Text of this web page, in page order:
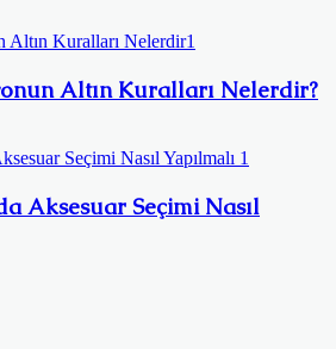
Altın Kuralları Nelerdir?
Aksesuar Seçimi Nasıl